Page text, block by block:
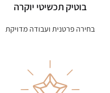
בוטיק תכשיטי יוקרה
בחירה פרטנית ועבודה מדויקת